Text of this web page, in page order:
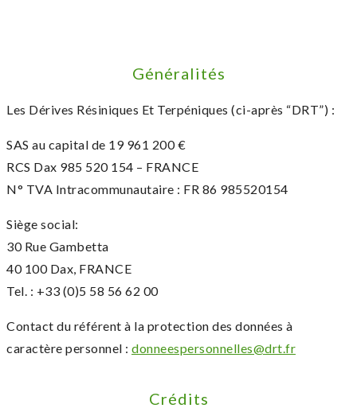
Généralités
Les Dérives Résiniques Et Terpéniques (ci-après “DRT”) :
SAS au capital de 19 961 200 €
RCS Dax 985 520 154 – FRANCE
N° TVA Intracommunautaire : FR 86 985520154
Siège social:
30 Rue Gambetta
40 100 Dax, FRANCE
Tel. : +33 (0)5 58 56 62 00
Contact du référent à la protection des données à
caractère personnel : donneespersonnelles@drt.fr
Crédits